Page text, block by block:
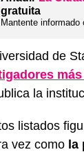
gratuita
Mantente
de
la
listados
vez como la